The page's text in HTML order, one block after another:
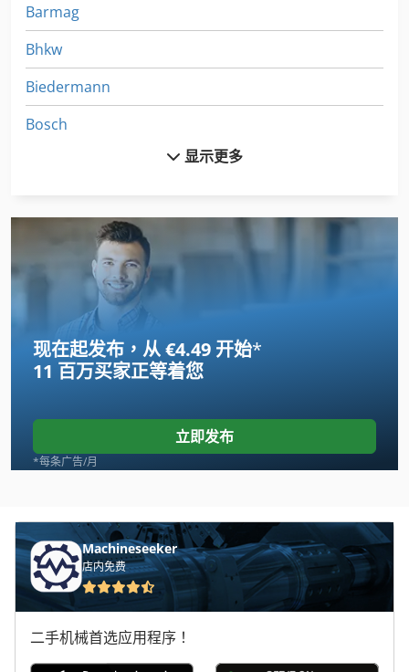
Barmag
Bhkw
Biedermann
Bosch
Buetfering
Burkhardt
Bvm
Dkbh
Emminghaus
Euchner
Haberkorn
Hamos
Hatebur
Hombak
显示更多
现在起发布，从 €4.49 开始*
11 百万买家正等着您
立即发布
*每条广告/月
Machineseeker
店内免费
二手机械首选应用程序！